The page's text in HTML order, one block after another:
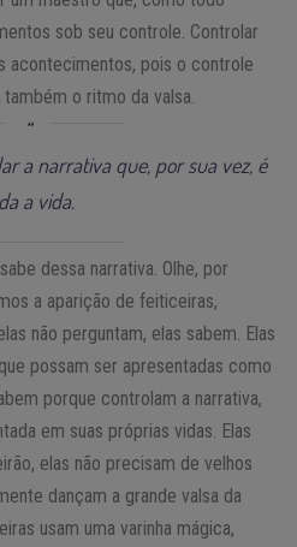
sob seu controle. Controlar
acontecimentos, pois o controle
o ritmo da valsa.
a narrativa que, por sua vez, é
a vida.
dessa narrativa. Olhe, por
a aparição de feiticeiras,
não perguntam, elas sabem. Elas
possam ser apresentadas como
porque controlam a narrativa,
em suas próprias vidas. Elas
elas não precisam de velhos
dançam a grande valsa da
usam uma varinha mágica,